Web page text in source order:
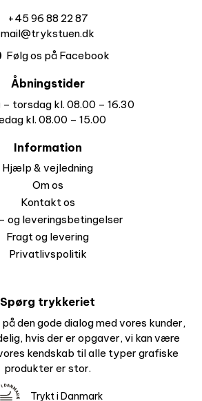
+45 96 88 22 87
mail@trykstuen.dk
Følg os på Facebook
Åbningstider
– torsdag kl. 08.00 – 16.30
kl. 08.00 – 15.00
Information
Hjælp & vejledning
Om os
Kontakt os
og leveringsbetingelser
Fragt og levering
Privatlivspolitik
Spørg trykkeriet
den gode dialog med vores kunder,
hvis der er opgaver, vi kan være
kendskab til alle typer grafiske
produkter er stor.
Trykt i Danmark